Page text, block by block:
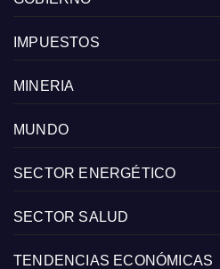
IMPUESTOS
MINERIA
MUNDO
SECTOR ENERGÉTICO
SECTOR SALUD
TENDENCIAS ECONÓMICAS